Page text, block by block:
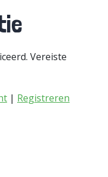
Vereiste
| Registreren